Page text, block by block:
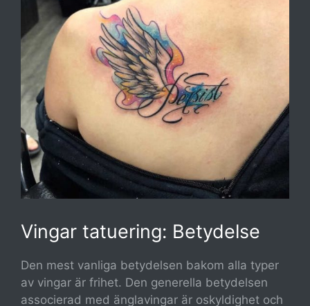
Vingar tatuering: Betydelse
Den mest vanliga betydelsen bakom alla typer
av vingar är frihet. Den generella betydelsen
associerad med änglavingar är oskyldighet och